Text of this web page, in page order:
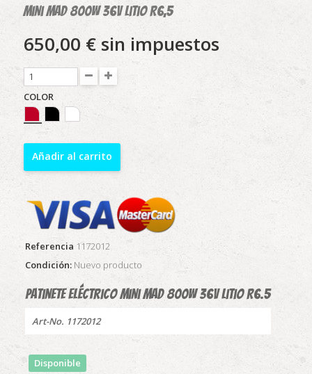
Mini Mad 800w 36v litio R6,5
650,00 € sin impuestos
COLOR
Añadir al carrito
Referencia 1172012
Condición: Nuevo producto
Patinete Eléctrico mini Mad 800w 36v litio R6.5
Art-No. 1172012
Disponible